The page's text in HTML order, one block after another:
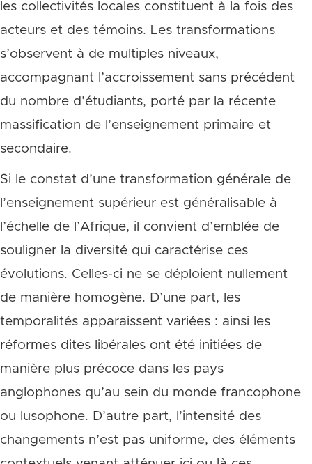
les collectivités locales constituent à la fois des
acteurs et des témoins. Les transformations
s’observent à de multiples niveaux,
accompagnant l’accroissement sans précédent
du nombre d’étudiants, porté par la récente
massification de l’enseignement primaire et
secondaire.
Si le constat d’une transformation générale de
l’enseignement supérieur est généralisable à
l’échelle de l’Afrique, il convient d’emblée de
souligner la diversité qui caractérise ces
évolutions. Celles-ci ne se déploient nullement
de manière homogène. D’une part, les
temporalités apparaissent variées : ainsi les
réformes dites libérales ont été initiées de
manière plus précoce dans les pays
anglophones qu’au sein du monde francophone
ou lusophone. D’autre part, l’intensité des
changements n’est pas uniforme, des éléments